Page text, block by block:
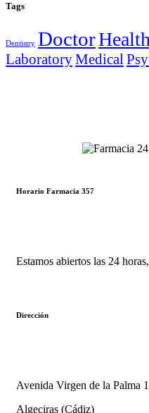
Tags
Dentistry Doctor
LaboratoryMedical
Horario Farmacia 357
Estamos abiertos las 24
Dirección
Avenida Virgen de la Palma
Algeciras (Cádiz)